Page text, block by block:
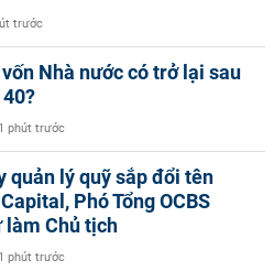
trước
Nhà nước có trở lại sau
1 phút trước
quản lý quỹ sắp đổi tên
Phó Tổng OCBS
làm Chủ tịch
1 phút trước